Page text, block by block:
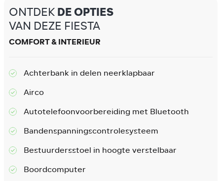
ONTDEK DE OPTIES
VAN DEZE FIESTA
COMFORT & INTERIEUR
Achterbank in delen neerklapbaar
Airco
Autotelefoonvoorbereiding met Bluetooth
Bandenspanningscontrolesysteem
Bestuurdersstoel in hoogte verstelbaar
Boordcomputer